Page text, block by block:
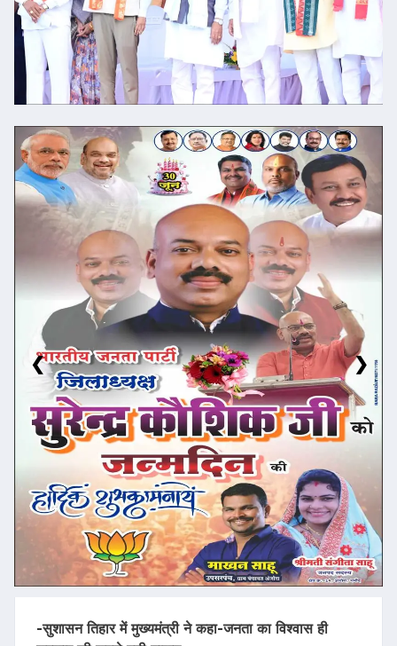
❮ ❯
-सुशासन तिहार में मुख्यमंत्री ने कहा-जनता का विश्वास ही